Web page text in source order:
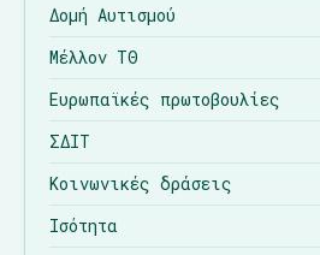
Δομή Αυτισμού
Μέλλον ΤΘ
Ευρωπαϊκές πρωτοβουλίες
ΣΔΙΤ
Κοινωνικές δράσεις
Ισότητα